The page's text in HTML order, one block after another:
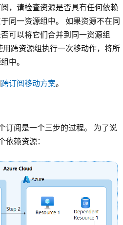
，请检查资源是否具有任何依赖
同一资源组中。 如果资源不在同
可以将它们合并到同一资源组
跨资源组执行一次移动作，将所
中。
跨订阅移动方案。
订阅是一个三步的过程。 为了说
赖资源：